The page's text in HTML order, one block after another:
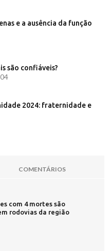
e a ausência da função
são confiáveis?
2024: fraternidade e
COMENTÁRIOS
com 4 mortes são
rodovias da região